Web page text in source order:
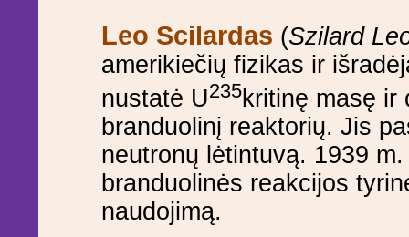
Leo Scilardas (Szilard
amerikiečių fizikas ir
nustatė U235kritinę masę ir
branduolinį reaktorių. Jis
neutronų lėtintuvą. 1939
branduolinės reakcijos
naudojimą.